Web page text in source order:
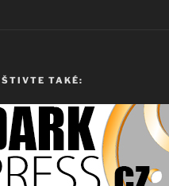
TAKÉ: